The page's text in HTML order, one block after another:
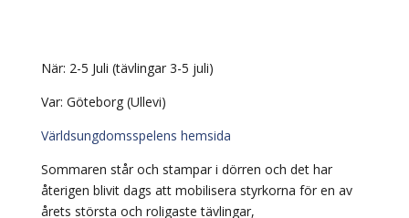
När: 2-5 Juli (tävlingar 3-5 juli)
Var: Göteborg (Ullevi)
Världsungdomsspelens hemsida
Sommaren står och stampar i dörren och det har
återigen blivit dags att mobilisera styrkorna för en av
årets största och roligaste tävlingar,